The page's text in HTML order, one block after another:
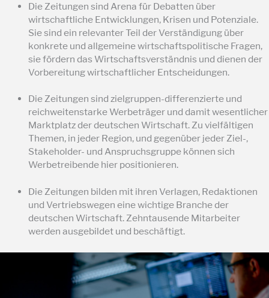
Die Zeitungen sind Arena für Debatten über
wirtschaftliche Entwicklungen, Krisen und Potenziale.
Sie sind ein relevanter Teil der Verständigung über
konkrete und allgemeine wirtschaftspolitische Fragen,
sie fördern das Wirtschaftsverständnis und dienen der
Vorbereitung wirtschaftlicher Entscheidungen.
Die Zeitungen sind zielgruppen-differenzierte und
reichweitenstarke Werbeträger und damit wesentlicher
Marktplatz der deutschen Wirtschaft. Zu vielfältigen
Themen, in jeder Region, und gegenüber jeder Ziel-,
Stakeholder- und Anspruchsgruppe können sich
Werbetreibende hier positionieren.
Die Zeitungen bilden mit ihren Verlagen, Redaktionen
und Vertriebswegen eine wichtige Branche der
deutschen Wirtschaft. Zehntausende Mitarbeiter
werden ausgebildet und beschäftigt.